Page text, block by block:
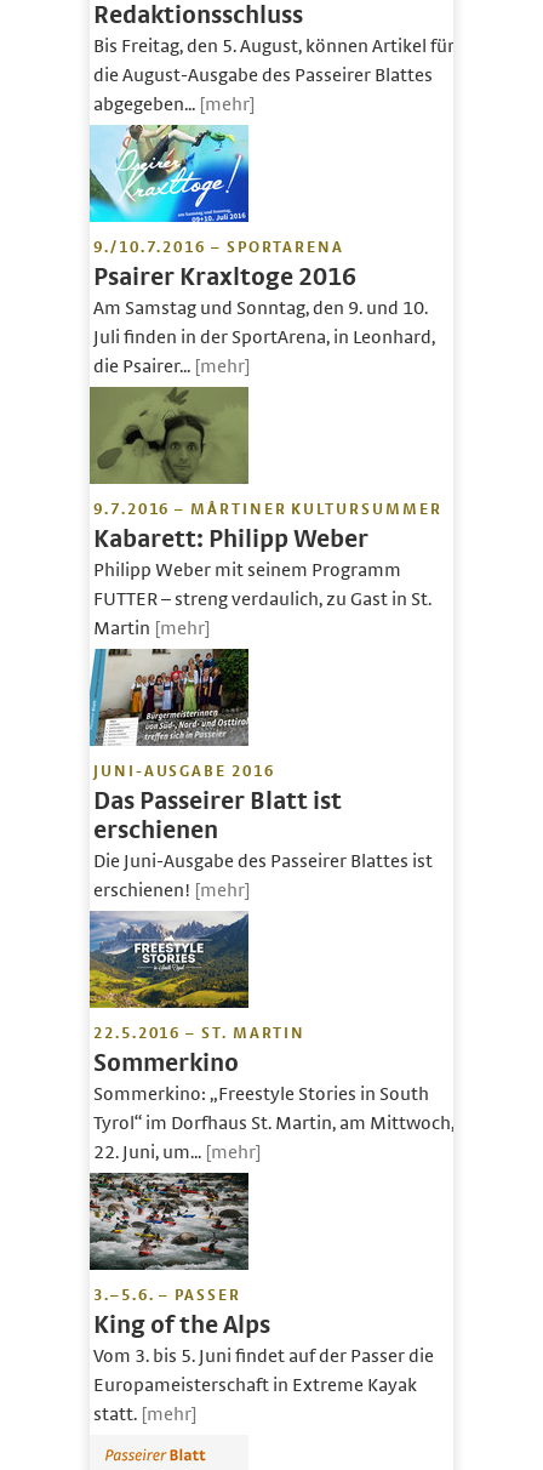
Redaktionsschluss
Bis Freitag, den 5. August, können Artikel für
die August-Ausgabe des Passeirer Blattes
abgegeben... [mehr]
9./10.7.2016 – SPORTARENA
Psairer Kraxltoge 2016
Am Samstag und Sonntag, den 9. und 10.
Juli finden in der SportArena, in Leonhard,
die Psairer... [mehr]
9.7.2016 – MÅRTINER KULTURSUMMER
Kabarett: Philipp Weber
Philipp Weber mit seinem Programm
FUTTER – streng verdaulich, zu Gast in St.
Martin [mehr]
JUNI-AUSGABE 2016
Das Passeirer Blatt ist
erschienen
Die Juni-Ausgabe des Passeirer Blattes ist
erschienen! [mehr]
22.5.2016 – ST. MARTIN
Sommerkino
Sommerkino: „Freestyle Stories in South
Tyrol“ im Dorfhaus St. Martin, am Mittwoch,
22. Juni, um... [mehr]
3.–5.6. – PASSER
King of the Alps
Vom 3. bis 5. Juni findet auf der Passer die
Europameisterschaft in Extreme Kayak
statt. [mehr]